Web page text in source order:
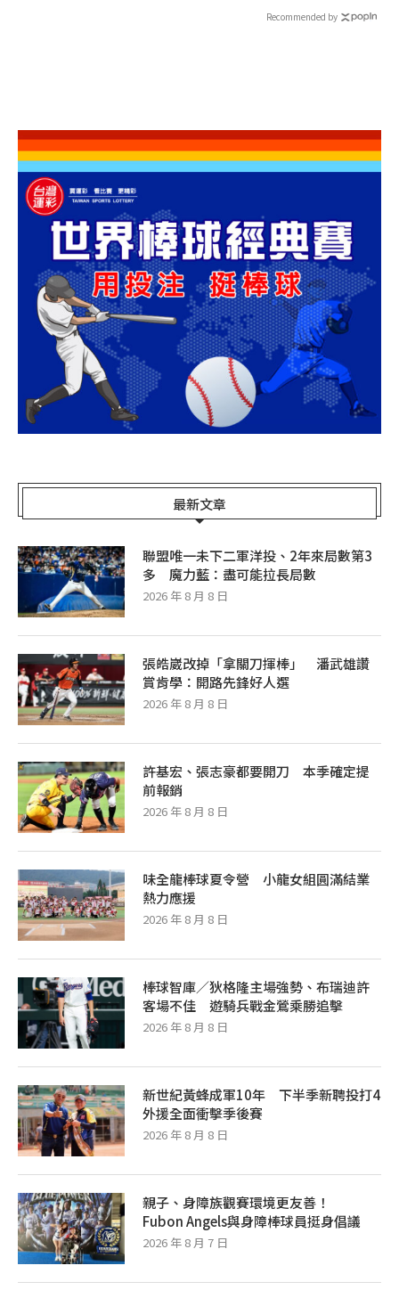
Recommended by
最新文章
聯盟唯一未下二軍洋投、2年來局數第3
多 魔力藍：盡可能拉長局數
2026 年 8 月 8 日
張皓崴改掉「拿關刀揮棒」 潘武雄讚
賞肯學：開路先鋒好人選
2026 年 8 月 8 日
許基宏、張志豪都要開刀 本季確定提
前報銷
2026 年 8 月 8 日
味全龍棒球夏令營 小龍女組圓滿結業
熱力應援
2026 年 8 月 8 日
棒球智庫／狄格隆主場強勢、布瑞迪許
客場不佳 遊騎兵戰金鶯乘勝追擊
2026 年 8 月 8 日
新世紀黃蜂成軍10年 下半季新聘投打4
外援全面衝擊季後賽
2026 年 8 月 8 日
親子、身障族觀賽環境更友善！
Fubon Angels與身障棒球員挺身倡議
2026 年 8 月 7 日